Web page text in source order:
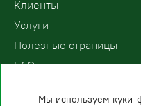
Клиенты
Услуги
Полезные страницы
FAQ
Мы используем куки-